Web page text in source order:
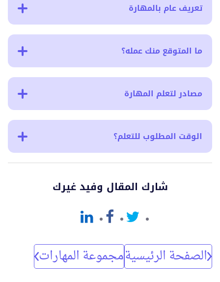
تعريف عام بالمهارة
ما المتوقع منك عمله؟
مصادر لتعلم المهارة
الوقت المطلوب للتعلم؟
شارك المقال وفيد غيرك
الصفحة الرئيسيةمجموعة المهارات